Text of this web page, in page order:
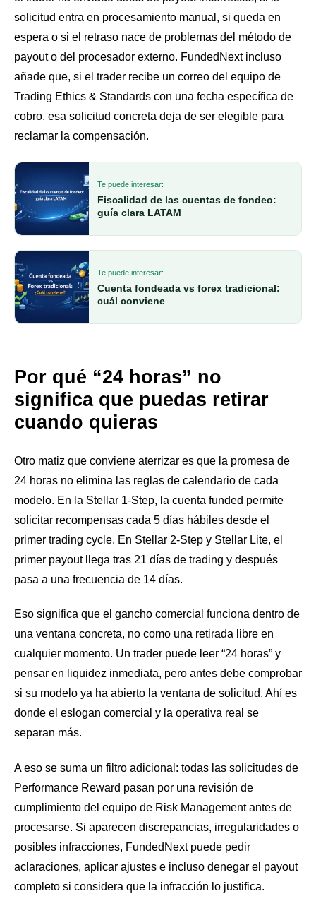
solicitud entra en procesamiento manual, si queda en
espera o si el retraso nace de problemas del método de
payout o del procesador externo. FundedNext incluso
añade que, si el trader recibe un correo del equipo de
Trading Ethics & Standards con una fecha específica de
cobro, esa solicitud concreta deja de ser elegible para
reclamar la compensación.
Te puede interesar:
Fiscalidad de las cuentas de fondeo:
guía clara LATAM
Te puede interesar:
Cuenta fondeada vs forex tradicional:
cuál conviene
Por qué “24 horas” no
significa que puedas retirar
cuando quieras
Otro matiz que conviene aterrizar es que la promesa de
24 horas no elimina las reglas de calendario de cada
modelo. En la Stellar 1-Step, la cuenta funded permite
solicitar recompensas cada 5 días hábiles desde el
primer trading cycle. En Stellar 2-Step y Stellar Lite, el
primer payout llega tras 21 días de trading y después
pasa a una frecuencia de 14 días.
Eso significa que el gancho comercial funciona dentro de
una ventana concreta, no como una retirada libre en
cualquier momento. Un trader puede leer “24 horas” y
pensar en liquidez inmediata, pero antes debe comprobar
si su modelo ya ha abierto la ventana de solicitud. Ahí es
donde el eslogan comercial y la operativa real se
separan más.
A eso se suma un filtro adicional: todas las solicitudes de
Performance Reward pasan por una revisión de
cumplimiento del equipo de Risk Management antes de
procesarse. Si aparecen discrepancias, irregularidades o
posibles infracciones, FundedNext puede pedir
aclaraciones, aplicar ajustes e incluso denegar el payout
completo si considera que la infracción lo justifica.